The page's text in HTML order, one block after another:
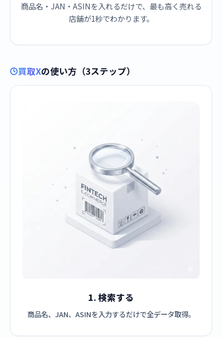
商品名・JAN・ASINを入れるだけで、最も高く売れる
店舗が1秒でわかります。
買取Xの使い方（3ステップ）
1. 検索する
商品名、JAN、ASINを入力するだけで全データ取得。